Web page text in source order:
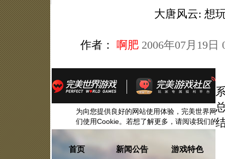
大唐风云: 想
作者： 啊肥 2006年07月19日